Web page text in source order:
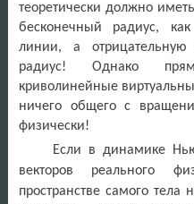
теоретически должно
бесконечный радиус,
линии, а отрицательную
радиус! Однако
криволинейные
ничего общего с
физически!
Если в динамике
векторов реального
пространстве самого тела